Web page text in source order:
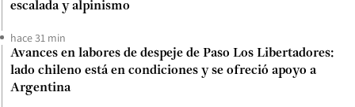
escalada y alpinismo
hace 31 min
Avances en labores de despeje de Paso Los Libertadores:
lado chileno está en condiciones y se ofreció apoyo a
Argentina